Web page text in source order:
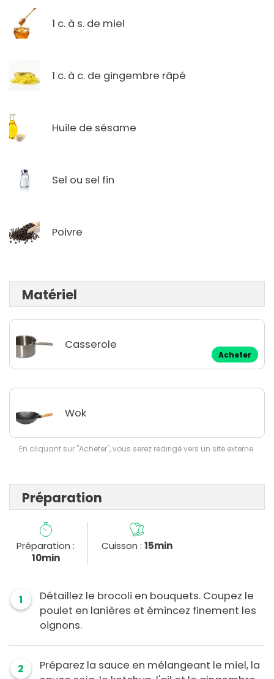
1 c. à s. de miel
1 c. à c. de gingembre râpé
Huile de sésame
Sel ou sel fin
Poivre
Matériel
Casserole
Acheter
Wok
En cliquant sur "Acheter", vous serez redirigé vers un site externe.
Préparation
Préparation :
10min
Cuisson : 15min
1
Détaillez le brocoli en bouquets. Coupez le
poulet en lanières et émincez finement les
oignons.
2
Préparez la sauce en mélangeant le miel, la